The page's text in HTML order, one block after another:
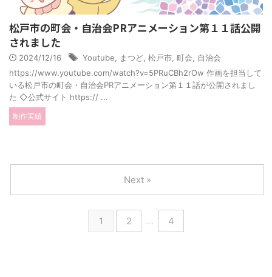
松戸市の町会・自治会PRアニメーション第１１話公開
されました
2024/12/16 Youtube, まつど, 松戸市, 町会, 自治会
https://www.youtube.com/watch?v=5PRuCBh2rOw 作画を担当して
いる松戸市の町会・自治会PRアニメーション第１１話が公開されまし
た ◇公式サイト https:// ...
制作実績
1 2 … 4
Next »